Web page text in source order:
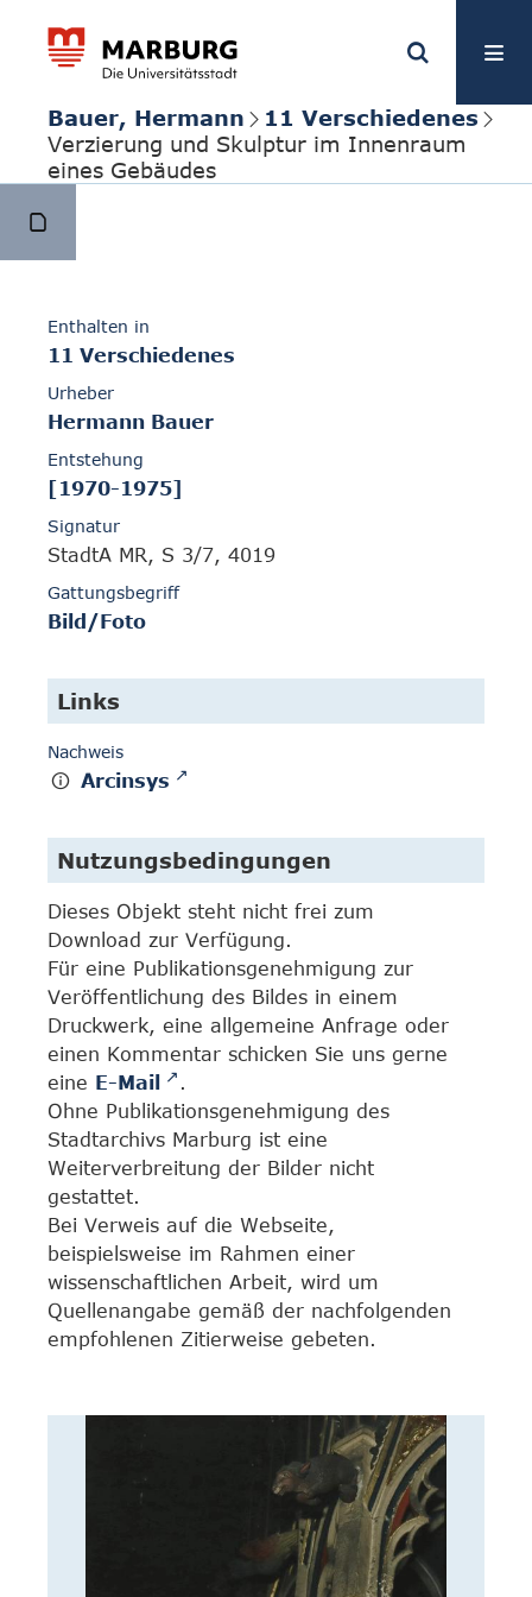
Bauer, Hermann
11 Verschiedenes
Verzierung und Skulptur im Innenraum
eines Gebäudes
Enthalten in
11 Verschiedenes
Urheber
Hermann Bauer
Entstehung
[1970-1975]
Signatur
StadtA MR, S 3/7, 4019
Gattungsbegriff
Bild/Foto
Links
Nachweis
Arcinsys
Nutzungsbedingungen
Dieses Objekt steht nicht frei zum
Download zur Verfügung.
Für eine Publikationsgenehmigung zur
Veröffentlichung des Bildes in einem
Druckwerk, eine allgemeine Anfrage oder
einen Kommentar schicken Sie uns gerne
eine E-Mail
.
Ohne Publikationsgenehmigung des
Stadtarchivs Marburg ist eine
Weiterverbreitung der Bilder nicht
gestattet.
Bei Verweis auf die Webseite,
beispielsweise im Rahmen einer
wissenschaftlichen Arbeit, wird um
Quellenangabe gemäß der nachfolgenden
empfohlenen Zitierweise gebeten.